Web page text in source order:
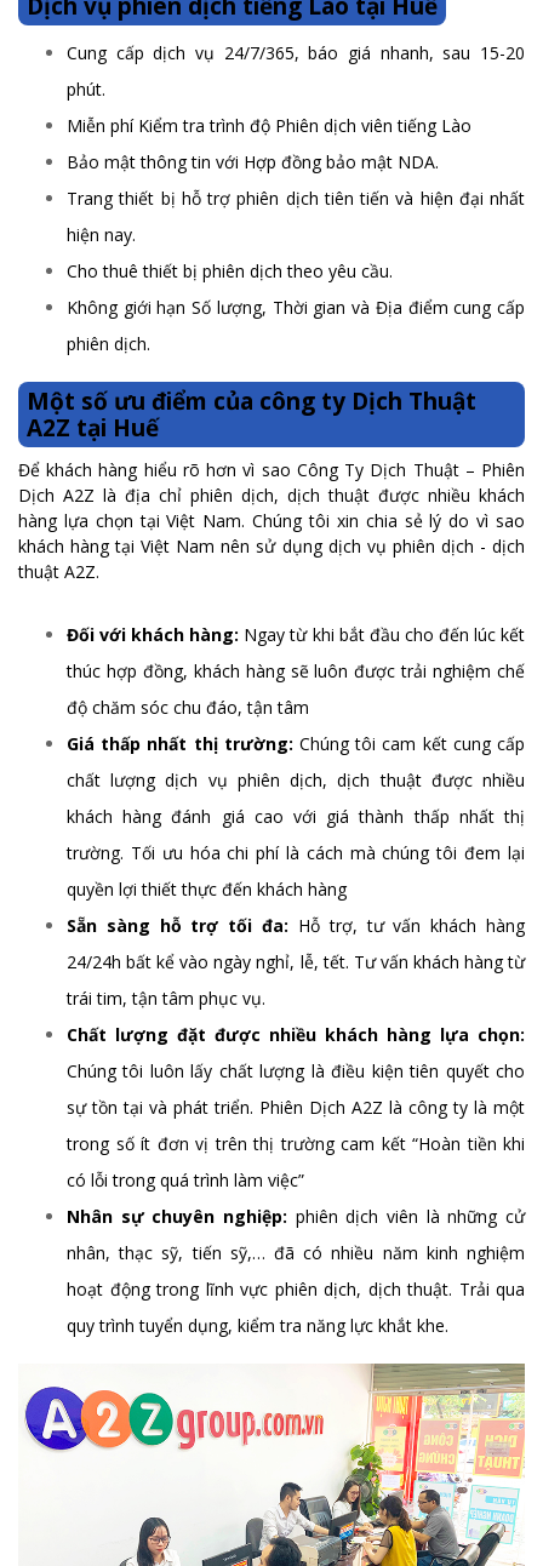
Cung cấp dịch vụ 24/7/365, báo giá nhanh, sau 15-20
phút.
Miễn phí Kiểm tra trình độ Phiên dịch viên tiếng Lào
Bảo mật thông tin với Hợp đồng bảo mật NDA.
Trang thiết bị hỗ trợ phiên dịch tiên tiến và hiện đại nhất
hiện nay.
Cho thuê thiết bị phiên dịch theo yêu cầu.
Không giới hạn Số lượng, Thời gian và Địa điểm cung cấp
phiên dịch.
Một số ưu điểm của công ty Dịch Thuật
A2Z tại Huế
Để khách hàng hiểu rõ hơn vì sao Công Ty Dịch Thuật – Phiên
Dịch A2Z là địa chỉ phiên dịch, dịch thuật được nhiều khách
hàng lựa chọn tại Việt Nam. Chúng tôi xin chia sẻ lý do vì sao
khách hàng tại Việt Nam nên sử dụng dịch vụ phiên dịch - dịch
thuật A2Z.
Đối với khách hàng: Ngay từ khi bắt đầu cho đến lúc kết
thúc hợp đồng, khách hàng sẽ luôn được trải nghiệm chế
độ chăm sóc chu đáo, tận tâm
Giá thấp nhất thị trường: Chúng tôi cam kết cung cấp
chất lượng dịch vụ phiên dịch, dịch thuật được nhiều
khách hàng đánh giá cao với giá thành thấp nhất thị
trường. Tối ưu hóa chi phí là cách mà chúng tôi đem lại
quyền lợi thiết thực đến khách hàng
Sẵn sàng hỗ trợ tối đa: Hỗ trợ, tư vấn khách hàng
24/24h bất kể vào ngày nghỉ, lễ, tết. Tư vấn khách hàng từ
trái tim, tận tâm phục vụ.
Chất lượng đặt được nhiều khách hàng lựa chọn:
Chúng tôi luôn lấy chất lượng là điều kiện tiên quyết cho
sự tồn tại và phát triển. Phiên Dịch A2Z là công ty là một
trong số ít đơn vị trên thị trường cam kết “Hoàn tiền khi
có lỗi trong quá trình làm việc”
Nhân sự chuyên nghiệp: phiên dịch viên là những cử
nhân, thạc sỹ, tiến sỹ,… đã có nhiều năm kinh nghiệm
hoạt động trong lĩnh vực phiên dịch, dịch thuật. Trải qua
quy trình tuyển dụng, kiểm tra năng lực khắt khe.